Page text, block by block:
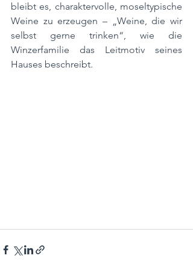
bleibt es, charaktervolle, moseltypische
Weine zu erzeugen – „Weine, die wir
selbst gerne trinken“, wie die
Winzerfamilie das Leitmotiv seines
Hauses beschreibt.